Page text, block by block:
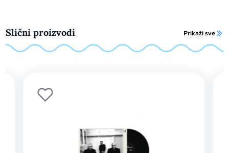
Slični proizvodi Prikaži sve